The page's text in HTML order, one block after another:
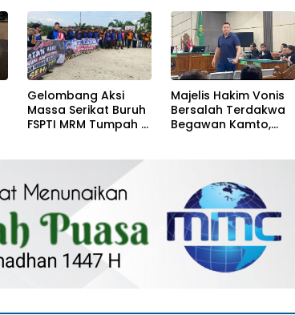
Gelombang Aksi
Massa Serikat Buruh
FSPTI MRM Tumpah Di
Majelis Hakim Vonis
Bersalah Terdakwa
Begawan Kamto,